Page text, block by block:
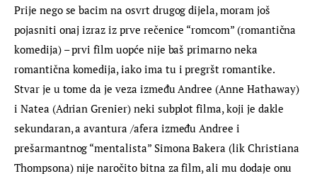
Prije nego se bacim na osvrt drugog dijela, moram još
pojasniti onaj izraz iz prve rečenice “romcom” (romantična
komedija) – prvi film uopće nije baš primarno neka
romantična komedija, iako ima tu i pregršt romantike.
Stvar je u tome da je veza između Andree (Anne Hathaway)
i Natea (Adrian Grenier) neki subplot filma, koji je dakle
sekundaran, a avantura /afera između Andree i
prešarmantnog “mentalista” Simona Bakera (lik Christiana
Thompsona) nije naročito bitna za film, ali mu dodaje onu